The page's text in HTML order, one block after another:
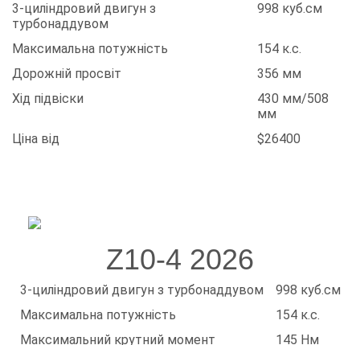
3-циліндровий двигун з
турбонаддувом
998 куб.см
Максимальна потужність
154 к.с.
Дорожній просвіт
356 мм
Хід підвіски
430 мм/508
мм
Ціна від
$26400
Z10-4 2026
3-циліндровий двигун з турбонаддувом
998 куб.см
Максимальна потужність
154 к.с.
Максимальний крутний момент
145 Нм